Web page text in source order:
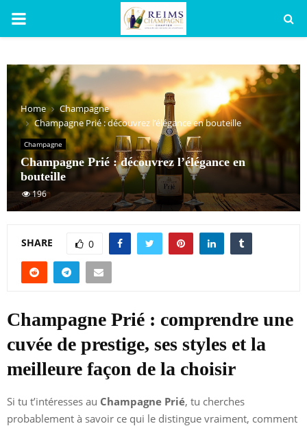
PRIMARY
Home
Champagne
Champagne Prié : découvrez l’élégance en bouteille
Champagne
Champagne Prié : découvrez l’élégance en
bouteille
196
SHARE 0
Champagne Prié : comprendre une
cuvée de prestige, ses styles et la
meilleure façon de la choisir
Si tu t’intéresses au Champagne Prié, tu cherches
probablement à savoir ce qui le distingue vraiment, comment